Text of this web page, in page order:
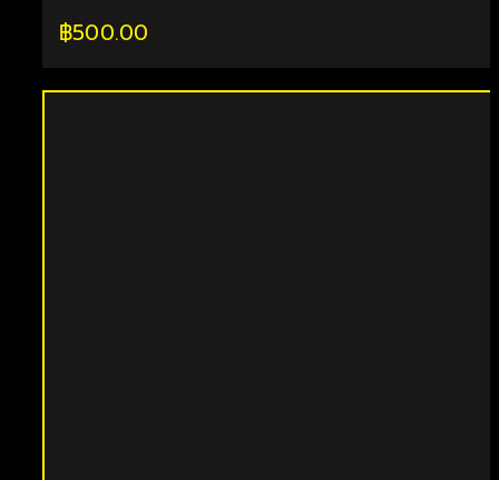
฿500.00